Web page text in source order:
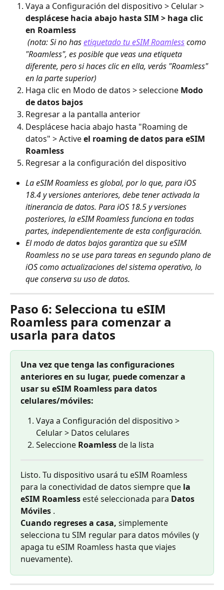
Vaya a Configuración del dispositivo > Celular >
desplácese hacia abajo hasta SIM > haga clic
en Roamless
(nota: Si no has etiquetado tu eSIM Roamless como
"Roamless", es posible que veas una etiqueta
diferente, pero si haces clic en ella, verás "Roamless"
en la parte superior)
Haga clic en Modo de datos > seleccione Modo
de datos bajos
Regresar a la pantalla anterior
Desplácese hacia abajo hasta "Roaming de
datos" > Active el roaming de datos para eSIM
Roamless
Regresar a la configuración del dispositivo
La eSIM Roamless es global, por lo que, para iOS
18.4 y versiones anteriores, debe tener activada la
itinerancia de datos. Para iOS 18.5 y versiones
posteriores, la eSIM Roamless funciona en todas
partes, independientemente de esta configuración.
El modo de datos bajos garantiza que su eSIM
Roamless no se use para tareas en segundo plano de
iOS como actualizaciones del sistema operativo, lo
que conserva su uso de datos.
Paso 6: Selecciona tu eSIM
Roamless para comenzar a
usarla para datos
Una vez que tenga las configuraciones
anteriores en su lugar, puede comenzar a
usar su eSIM Roamless para datos
celulares/móviles:
Vaya a Configuración del dispositivo >
Celular > Datos celulares
Seleccione Roamless de la lista
Listo. Tu dispositivo usará tu eSIM Roamless
para la conectividad de datos siempre que la
eSIM Roamless esté seleccionada para Datos
Móviles .
Cuando regreses a casa, simplemente
selecciona tu SIM regular para datos móviles (y
apaga tu eSIM Roamless hasta que viajes
nuevamente).